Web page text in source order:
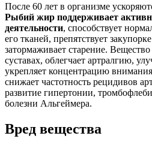
После 60 лет в организме
Рыбий жир поддерживает
деятельности, способствует
его тканей, препятствует
затормаживает старение.
суставах, облегчает артралгию,
укрепляет концентрацию
снижает частотность рецидивов
развитие гипертонии,
болезни Альгеймера.
Вред вещества